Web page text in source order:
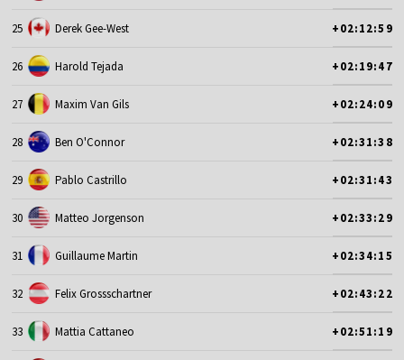
25 Derek Gee-West +02:12:59
26 Harold Tejada +02:19:47
27 Maxim Van Gils +02:24:09
28 Ben O'Connor +02:31:38
29 Pablo Castrillo +02:31:43
30 Matteo Jorgenson +02:33:29
31 Guillaume Martin +02:34:15
32 Felix Grossschartner +02:43:22
33 Mattia Cattaneo +02:51:19